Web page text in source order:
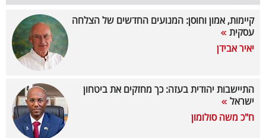
פודקאסט
40
קיימות, אמון וחוסן: המנועים החדשים של הצלחה
עסקית
יאיר אבידן
התיישבות יהודית בעזה: כך מחזקים את ביטחון
ישראל
ח"כ משה סולומון